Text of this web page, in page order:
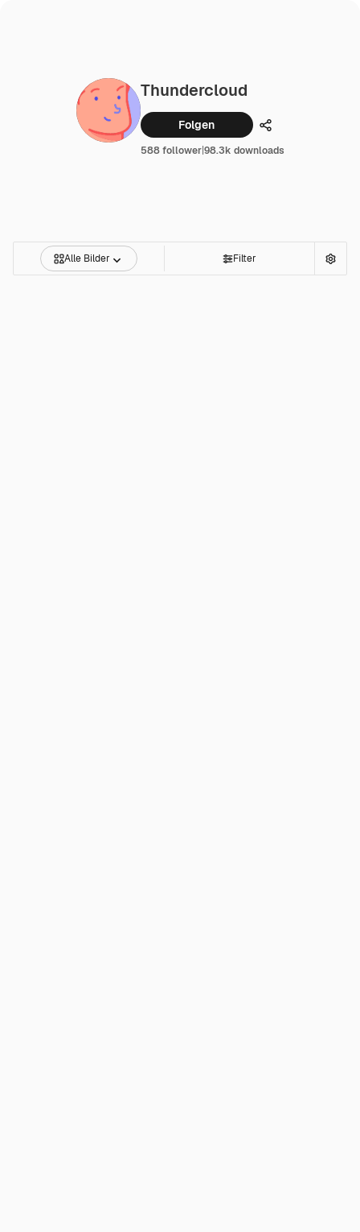
Thundercloud
Folgen Teilen
588 follower|98.3k downloads
Alle Bilder Filter